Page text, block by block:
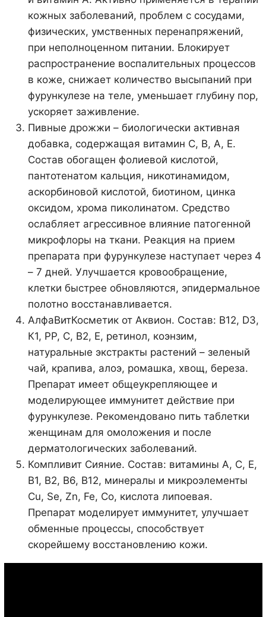
кожных заболеваний, проблем с сосудами,
физических, умственных перенапряжений,
при неполноценном питании. Блокирует
распространение воспалительных процессов
в коже, снижает количество высыпаний при
фурункулезе на теле, уменьшает глубину пор,
ускоряет заживление.
Пивные дрожжи – биологически активная
добавка, содержащая витамин С, В, А, Е.
Состав обогащен фолиевой кислотой,
пантотенатом кальция, никотинамидом,
аскорбиновой кислотой, биотином, цинка
оксидом, хрома пиколинатом. Средство
ослабляет агрессивное влияние патогенной
микрофлоры на ткани. Реакция на прием
препарата при фурункулезе наступает через 4
– 7 дней. Улучшается кровообращение,
клетки быстрее обновляются, эпидермальное
полотно восстанавливается.
АлфаВитКосметик от Аквион. Состав: В12, D3,
К1, РР, С, В2, Е, ретинол, коэнзим,
натуральные экстракты растений – зеленый
чай, крапива, алоэ, ромашка, хвощ, береза.
Препарат имеет общеукрепляющее и
моделирующее иммунитет действие при
фурункулезе. Рекомендовано пить таблетки
женщинам для омоложения и после
дерматологических заболеваний.
Компливит Сияние. Состав: витамины А, С, Е,
В1, В2, В6, В12, минералы и микроэлементы
Cu, Se, Zn, Fe, Co, кислота липоевая.
Препарат моделирует иммунитет, улучшает
обменные процессы, способствует
скорейшему восстановлению кожи.